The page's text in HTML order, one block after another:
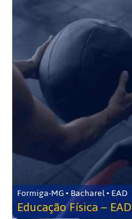
Formiga-MG • Bacharel • EAD
Educação Física – EAD